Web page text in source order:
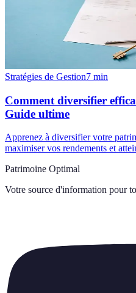
Stratégies de Gestion7 min
Comment diversifier
Guide ultime
Apprenez à diversifier votre
maximiser vos rendements et
Patrimoine Optimal
Votre source d'information pour